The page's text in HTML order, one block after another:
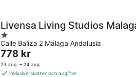
Livensa Living Studios
1
out
of
5
Calle Baliza 2 Málaga Andalusia
Priset
är
778 kr
778 kr
23 aug. – 24 aug.
inklusive skatter och avgifter